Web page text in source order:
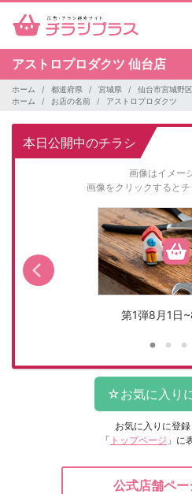
アストロプロダクツ 仙台店
ホーム 都道府県 宮城県
仙台市宮城野区
ホーム
お店の名前 アストロプロダクツ
本日公開中のチラシ
画像はイメー
画像をクリックするとチ
第1弾8月1日
お気に入りに登
「 トップページ 」に
公式店舗ペー